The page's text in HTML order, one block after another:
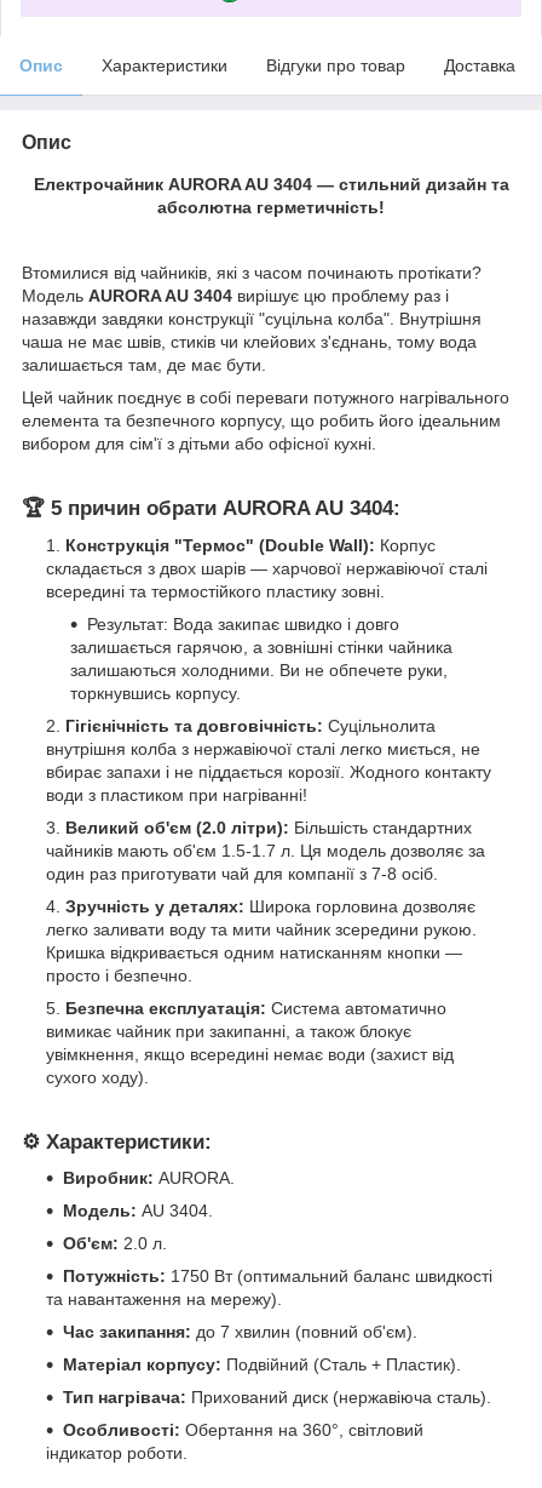
Опис Характеристики Відгуки про товар Доставка
Опис
Електрочайник AURORA AU 3404 — стильний дизайн та
абсолютна герметичність!
Втомилися від чайників, які з часом починають протікати?
Модель AURORA AU 3404 вирішує цю проблему раз і
назавжди завдяки конструкції "суцільна колба". Внутрішня
чаша не має швів, стиків чи клейових з'єднань, тому вода
залишається там, де має бути.
Цей чайник поєднує в собі переваги потужного нагрівального
елемента та безпечного корпусу, що робить його ідеальним
вибором для сім'ї з дітьми або офісної кухні.
🏆 5 причин обрати AURORA AU 3404:
Конструкція "Термос" (Double Wall): Корпус
складається з двох шарів — харчової нержавіючої сталі
всередині та термостійкого пластику зовні.
Результат: Вода закипає швидко і довго
залишається гарячою, а зовнішні стінки чайника
залишаються холодними. Ви не обпечете руки,
торкнувшись корпусу.
Гігієнічність та довговічність: Суцільнолита
внутрішня колба з нержавіючої сталі легко миється, не
вбирає запахи і не піддається корозії. Жодного контакту
води з пластиком при нагріванні!
Великий об'єм (2.0 літри): Більшість стандартних
чайників мають об'єм 1.5-1.7 л. Ця модель дозволяє за
один раз приготувати чай для компанії з 7-8 осіб.
Зручність у деталях: Широка горловина дозволяє
легко заливати воду та мити чайник зсередини рукою.
Кришка відкривається одним натисканням кнопки —
просто і безпечно.
Безпечна експлуатація: Система автоматично
вимикає чайник при закипанні, а також блокує
увімкнення, якщо всередині немає води (захист від
сухого ходу).
⚙️ Характеристики:
Виробник: AURORA.
Модель: AU 3404.
Об'єм: 2.0 л.
Потужність: 1750 Вт (оптимальний баланс швидкості
та навантаження на мережу).
Час закипання: до 7 хвилин (повний об'єм).
Матеріал корпусу: Подвійний (Сталь + Пластик).
Тип нагрівача: Прихований диск (нержавіюча сталь).
Особливості: Обертання на 360°, світловий
індикатор роботи.